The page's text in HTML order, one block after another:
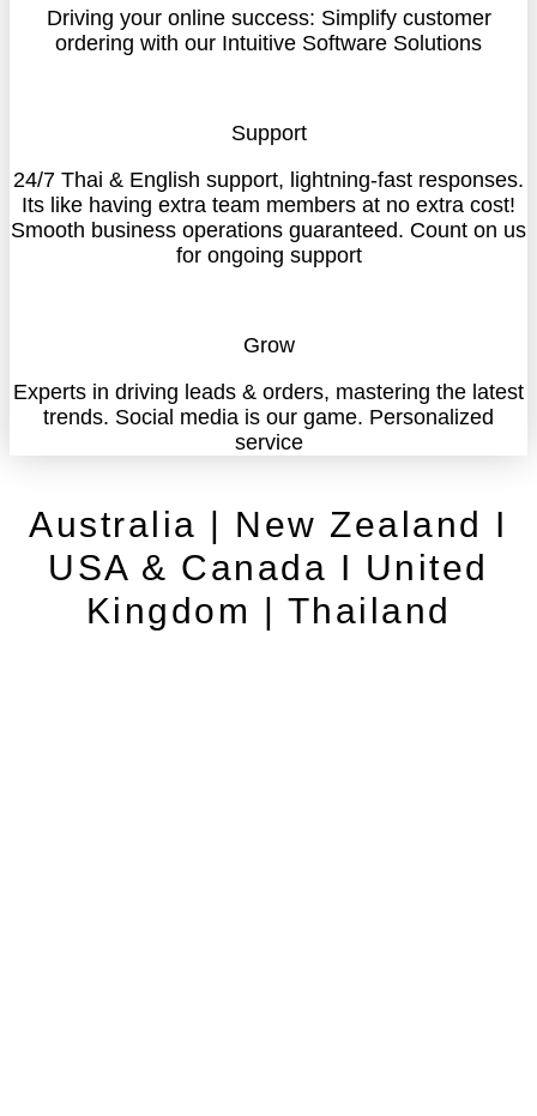
Driving your online success: Simplify customer
ordering with our Intuitive Software Solutions
Support
24/7 Thai & English support, lightning-fast responses.
Its like having extra team members at no extra cost!
Smooth business operations guaranteed. Count on us
for ongoing support
Grow
Experts in driving leads & orders, mastering the latest
trends. Social media is our game. Personalized
service
Australia | New Zealand I
USA & Canada I United
Kingdom | Thailand